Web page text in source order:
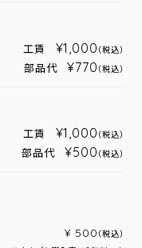
工賃 ¥1,000 （税込）
部品代 ¥770 （税込）
工賃 ¥1,000 （税込）
部品代 ¥500 （税込）
¥ 500 （税込）